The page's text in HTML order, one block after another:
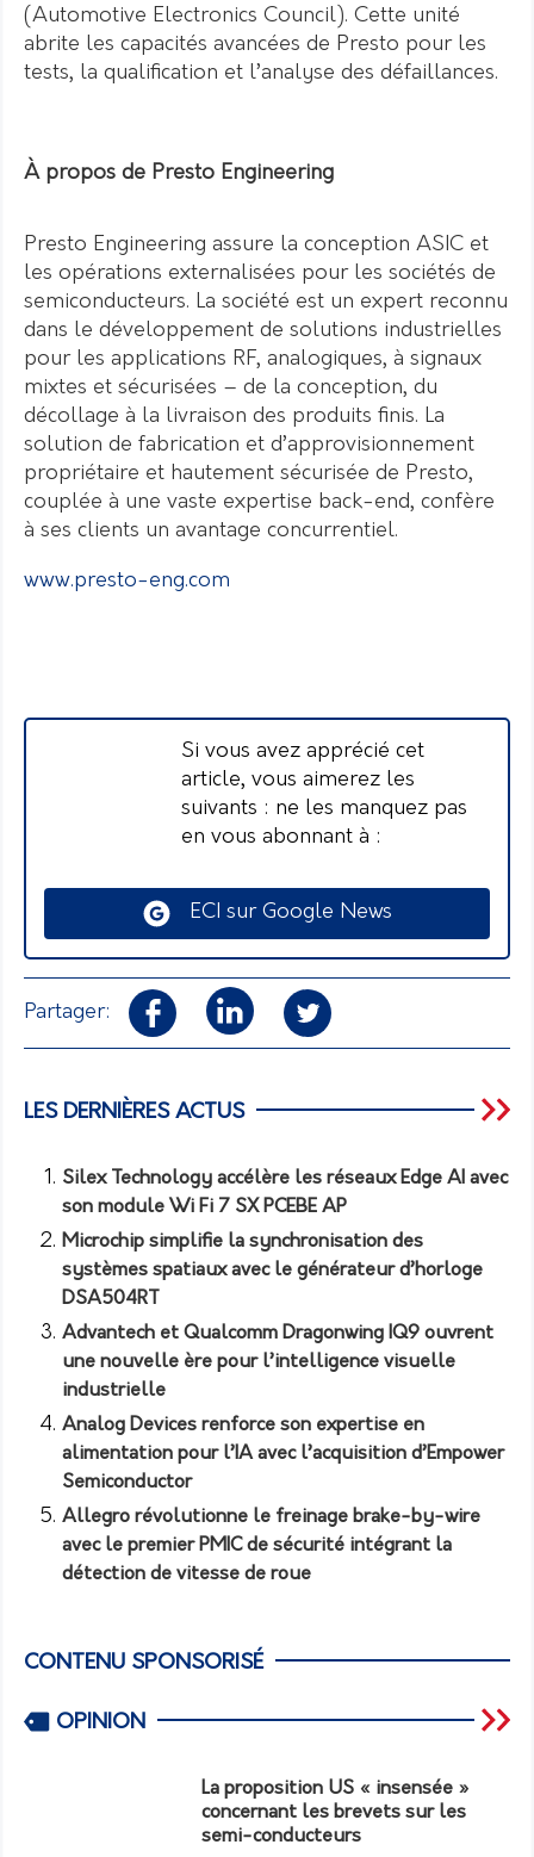
(Automotive Electronics Council). Cette unité
abrite les capacités avancées de Presto pour les
tests, la qualification et l’analyse des défaillances.
À propos de Presto Engineering
Presto Engineering assure la conception ASIC et
les opérations externalisées pour les sociétés de
semiconducteurs. La société est un expert reconnu
dans le développement de solutions industrielles
pour les applications RF, analogiques, à signaux
mixtes et sécurisées – de la conception, du
décollage à la livraison des produits finis. La
solution de fabrication et d’approvisionnement
propriétaire et hautement sécurisée de Presto,
couplée à une vaste expertise back-end, confère
à ses clients un avantage concurrentiel.
www.presto-eng.com
Si vous avez apprécié cet
article, vous aimerez les
suivants : ne les manquez pas
en vous abonnant à :
ECI sur Google News
Partager:
LES DERNIÈRES ACTUS
Silex Technology accélère les réseaux Edge AI avec
son module Wi Fi 7 SX PCEBE AP
Microchip simplifie la synchronisation des
systèmes spatiaux avec le générateur d’horloge
DSA504RT
Advantech et Qualcomm Dragonwing IQ9 ouvrent
une nouvelle ère pour l’intelligence visuelle
industrielle
Analog Devices renforce son expertise en
alimentation pour l’IA avec l’acquisition d’Empower
Semiconductor
Allegro révolutionne le freinage brake-by-wire
avec le premier PMIC de sécurité intégrant la
détection de vitesse de roue
CONTENU SPONSORISÉ
OPINION
La proposition US « insensée »
concernant les brevets sur les
semi-conducteurs